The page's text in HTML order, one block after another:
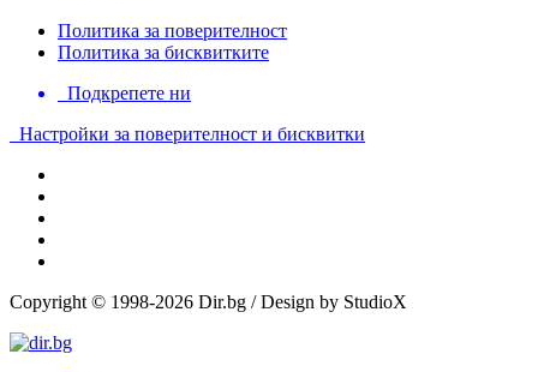
Политика за поверителност
Политика за бисквитките
Подкрепете ни
Настройки за поверителност и бисквитки
Copyright © 1998-2026 Dir.bg / Design by StudioX